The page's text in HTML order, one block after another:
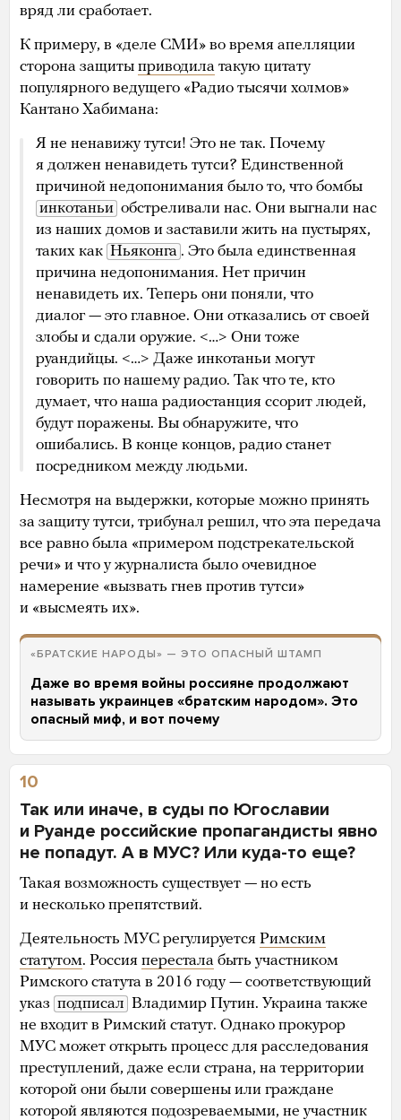
вряд ли сработает.
К примеру, в «деле СМИ» во время апелляции
сторона защиты приводила такую цитату
популярного ведущего «Радио тысячи холмов»
Кантано Хабимана:
Я не ненавижу тутси! Это не так. Почему
я должен ненавидеть тутси? Единственной
причиной недопонимания было то, что бомбы
инкотаньи обстреливали нас. Они выгнали нас
из наших домов и заставили жить на пустырях,
таких как Ньяконга . Это была единственная
причина недопонимания. Нет причин
ненавидеть их. Теперь они поняли, что
диалог — это главное. Они отказались от своей
злобы и сдали оружие. <…> Они тоже
руандийцы. <…> Даже инкотаньи могут
говорить по нашему радио. Так что те, кто
думает, что наша радиостанция ссорит людей,
будут поражены. Вы обнаружите, что
ошибались. В конце концов, радио станет
посредником между людьми.
Несмотря на выдержки, которые можно принять
за защиту тутси, трибунал решил, что эта передача
все равно была «примером подстрекательской
речи» и что у журналиста было очевидное
намерение «вызвать гнев против тутси»
и «высмеять их».
«БРАТСКИЕ НАРОДЫ» — ЭТО ОПАСНЫЙ ШТАМП
Даже во время войны россияне продолжают
называть украинцев «братским народом». Это
опасный миф, и вот почему
10
Так или иначе, в суды по Югославии
и Руанде российские пропагандисты явно
не попадут. А в МУС? Или куда-то еще?
Такая возможность существует — но есть
и несколько препятствий.
Деятельность МУС регулируется Римским
статутом. Россия перестала быть участником
Римского статута в 2016 году — соответствующий
указ подписал Владимир Путин. Украина также
не входит в Римский статут. Однако прокурор
МУС может открыть процесс для расследования
преступлений, даже если страна, на территории
которой они были совершены или граждане
которой являются подозреваемыми, не участник